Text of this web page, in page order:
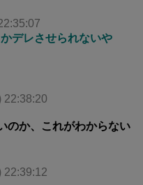
デレさせられないや
22:38:20
のか、これがわからない
22:39:12